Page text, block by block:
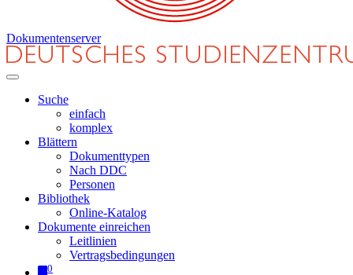
Dokumentenserver
Suche
einfach
komplex
Blättern
Dokumenttypen
Nach DDC
Personen
Bibliothek
Online-Katalog
Dokumente einreichen
Leitlinien
Vertragsbedingungen
0